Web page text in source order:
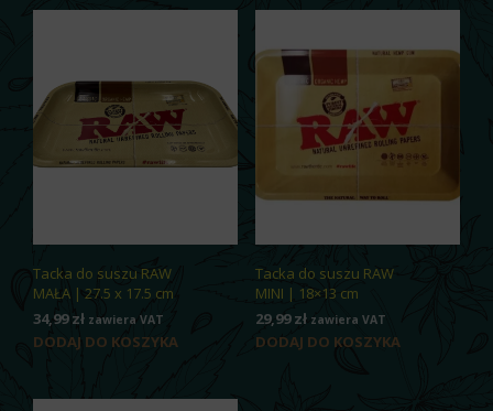
Tacka do suszu RAW
MAŁA | 27.5 x 17.5 cm
34,99zł zawiera VAT
DODAJ DO KOSZYKA
Tacka do suszu RAW
MINI | 18×13 cm
29,99zł zawiera VAT
DODAJ DO KOSZYKA